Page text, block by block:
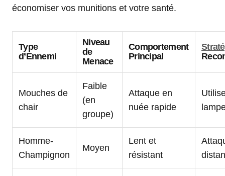
économiser vos munitions et votre santé.
Type
d’Ennemi
Niveau
de
Menace
Comportement
Principal
Mouches de
chair
Faible
(en
groupe)
Attaque en
nuée rapide
Homme-
Champignon
Moyen
Lent et
résistant